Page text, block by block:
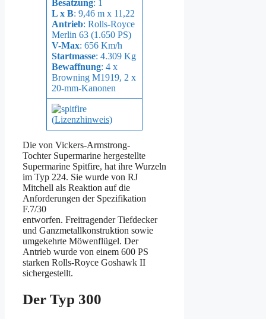
Besatzung: 1
L x B: 9,46 m x 11,22
Antrieb: Rolls-Royce
Merlin 63 (1.650 PS)
V-Max: 656 Km/h
Startmasse: 4.309 Kg
Bewaffnung: 4 x
Browning M1919, 2 x
20-mm-Kanonen
(Lizenzhinweis)
Die von Vickers-Armstrong-
Tochter Supermarine hergestellte
Supermarine Spitfire, hat ihre Wurzeln
im Typ 224. Sie wurde von RJ
Mitchell als Reaktion auf die
Anforderungen der Spezifikation
F.7/30
entworfen. Freitragender Tiefdecker
und Ganzmetallkonstruktion sowie
umgekehrte Möwenflügel. Der
Antrieb wurde von einem 600 PS
starken Rolls-Royce Goshawk II
sichergestellt.
Der Typ 300